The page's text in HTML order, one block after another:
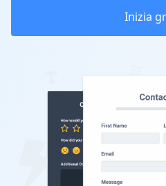
Inizia